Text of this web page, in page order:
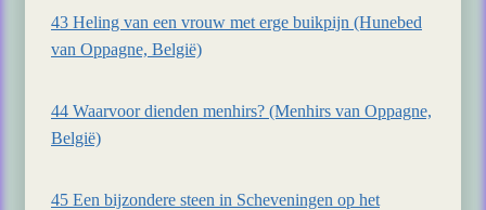
43 Heling van een vrouw met erge buikpijn (Hunebed
van Oppagne, België)
44 Waarvoor dienden menhirs? (Menhirs van Oppagne,
België)
45 Een bijzondere steen in Scheveningen op het